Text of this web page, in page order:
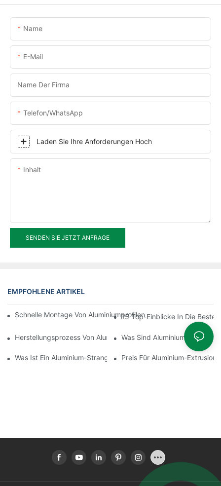
Name
E-Mail
Name Der Firma
Telefon/WhatsApp
Laden Sie Ihre Anforderungen Hoch
Inhalt
SENDEN SIE JETZT ANFRAGE
EMPFOHLENE ARTIKEL
Schnelle Montage Von Aluminiumprofilen Mit Thermischer
15 Top-Einblicke In Die
Herstellungsprozess Von Aluminium-Strangpressprofilen
Was Sind Aluminiumprofile
Was Ist Ein Aluminium-Strangpressprofil?Preis Für Aluminium-